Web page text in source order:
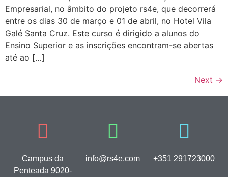
Empresarial, no âmbito do projeto rs4e, que decorrerá
entre os dias 30 de março e 01 de abril, no Hotel Vila
Galé Santa Cruz. Este curso é dirigido a alunos do
Ensino Superior e as inscrições encontram-se abertas
até ao […]
Next →
Campus da
Penteada 9020-
info@rs4e.com +351 291723000